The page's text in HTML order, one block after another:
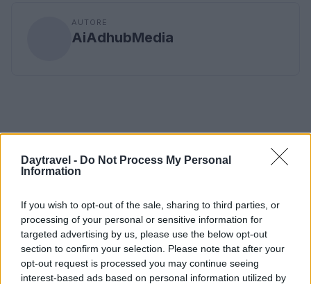
Daytravel - Do Not Process My Personal
Information
If you wish to opt-out of the sale, sharing to third parties, or
processing of your personal or sensitive information for
targeted advertising by us, please use the below opt-out
section to confirm your selection. Please note that after your
opt-out request is processed you may continue seeing
interest-based ads based on personal information utilized by
AUTORE
AiAdhubMedia